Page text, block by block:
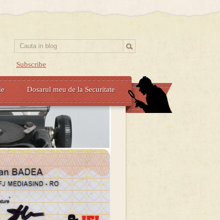
Subscribe
Dosarul meu de la Securitate